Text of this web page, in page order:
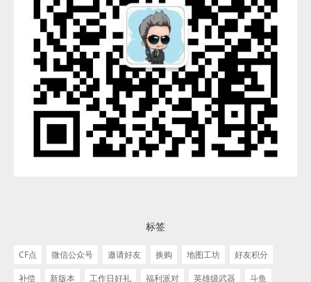
标签
CF点 微信公众号 邀请好友 换购 地图工坊
好友积分
补偿
新版本 工作日好礼 福利派对 英雄级武器 斗鱼